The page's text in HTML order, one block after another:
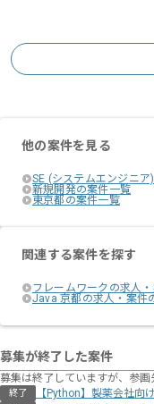
他の案件を見る
SE (システムエンジニア
新規開発の案件一覧
東京都の案件一覧
関連する案件を探す
フレームワークの求人
Java 京都の求人・案件
募集が終了した案件
募集は終了していますが、参
終了 【Python】製薬会社向